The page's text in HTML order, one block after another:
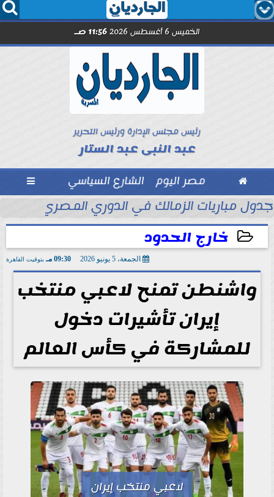
  
الخميس 6 أغسطس 2026 11:56 صـ
رئيس مجلس الإدارة ورئيس التحرير
عبد النبى عبد الستار
 مصر اليوم الشارع السياسي 
رسالة في نقد...
جدول مباريات الزمالك في الدوري المصري....
خارج الحدود
الجمعة، 5 يونيو 2026 09:30 مـ بتوقيت القاهرة
واشنطن تمنح لاعبي منتخب
إيران تأشيرات دخول
للمشاركة في كأس العالم
لاعبي منتخب إيران